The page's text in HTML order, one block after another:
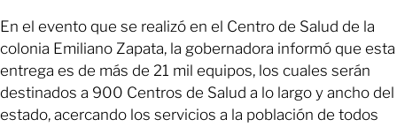
En el evento que se realizó en el Centro de Salud de la
colonia Emiliano Zapata, la gobernadora informó que esta
entrega es de más de 21 mil equipos, los cuales serán
destinados a 900 Centros de Salud a lo largo y ancho del
estado, acercando los servicios a la población de todos